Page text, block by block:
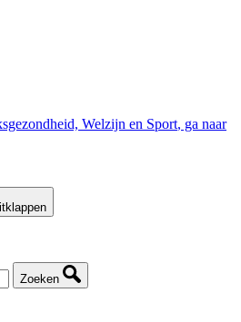
Welzijn en Sport, ga naar
Zoeken